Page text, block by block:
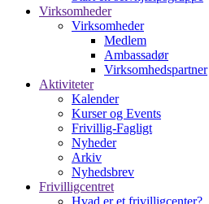
Virksomheder
Virksomheder
Medlem
Ambassadør
Virksomhedspartner
Aktiviteter
Kalender
Kurser og Events
Frivillig-Fagligt
Nyheder
Arkiv
Nyhedsbrev
Frivilligcentret
Hvad er et frivilligcenter?